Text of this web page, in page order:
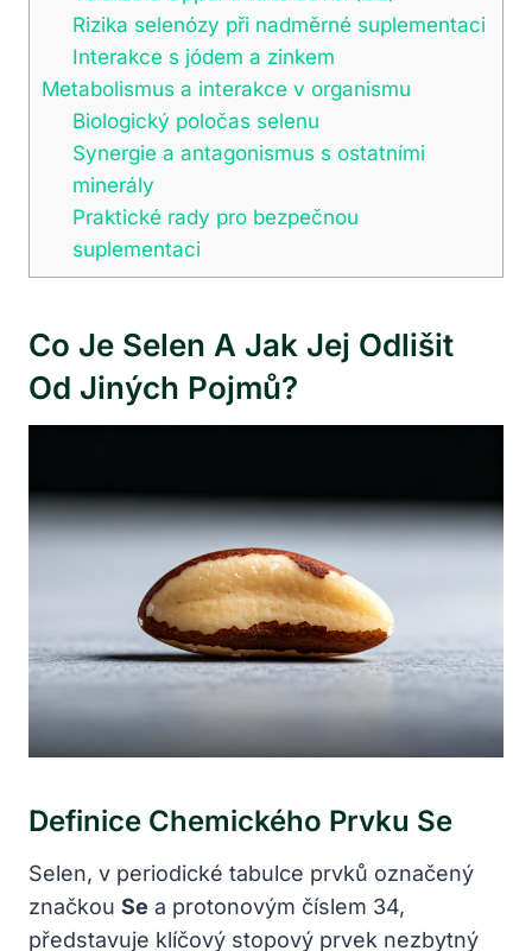
Rizika selenózy při nadměrné suplementaci
Interakce s jódem a zinkem
Metabolismus a interakce v organismu
Biologický poločas selenu
Synergie a antagonismus s ostatními
minerály
Praktické rady pro bezpečnou
suplementaci
Co Je Selen A Jak Jej Odlišit
Od Jiných Pojmů?
Definice Chemického Prvku Se
Selen, v periodické tabulce prvků označený
značkou Se a protonovým číslem 34,
představuje klíčový stopový prvek nezbytný